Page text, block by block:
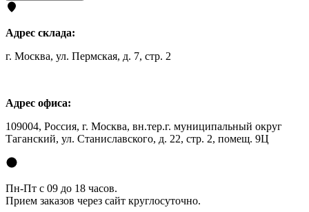
Адрес склада:
г. Москва, ул. Пермская, д. 7, стр. 2
Адрес офиса:
109004, Россия, г. Москва, вн.тер.г. муниципальный округ
Таганский, ул. Станиславского, д. 22, стр. 2, помещ. 9Ц
Пн-Пт с 09 до 18 часов.
Прием заказов через сайт круглосуточно.